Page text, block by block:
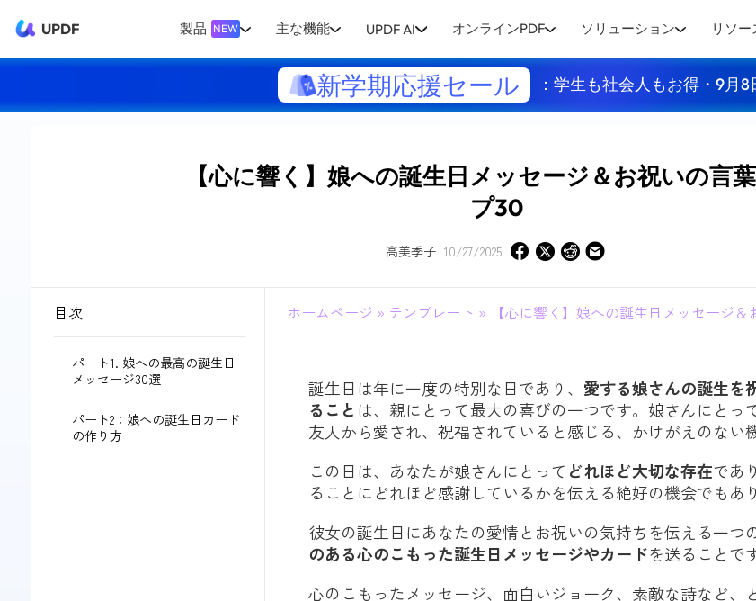
UPDF 製品 NEW 主な機能 UPDF AI オンラインPDF ソリューション リソ
新学期応援セール ：学生も社会人もお得・9月8
【心に響く】娘への誕生日メッセージ＆お祝いの言
プ30
高美季子 10/27/2025
目次
パート1. 娘への最高の誕生日
メッセージ30選
パート2：娘への誕生日カード
の作り方
ホームページ » テンプレート » 【心に響く】娘への誕生日メッセージ＆
誕生日は年に一度の特別な日であり、 愛する娘さんの誕生を
ること は、親にとって最大の喜びの一つです。娘さんにとっ
友人から愛され、祝福されていると感じる、かけがえのない
この日は、あなたが娘さんにとって どれほど大切な存在であ
ることにどれほど感謝しているかを伝える絶好の機会でもあ
彼女の誕生日にあなたの愛情とお祝いの気持ちを伝える一つ
のある心のこもった誕生日メッセージやカードを送ることで
心のこもったメッセージ、面白いジョーク、素敵な詩など、